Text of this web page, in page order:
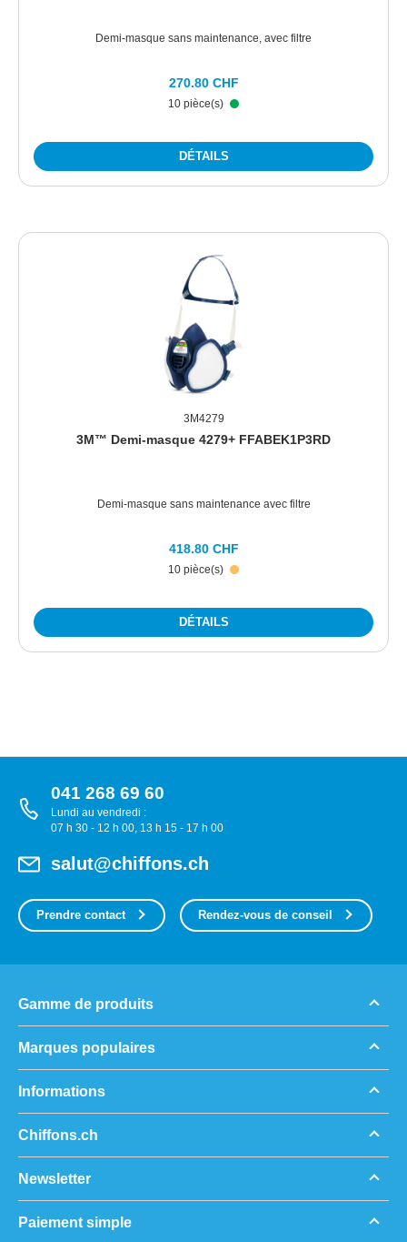
Demi-masque sans maintenance, avec filtre
10 pièce(s)
270.80 CHF
DÉTAILS
3M4279
3M™ Demi-masque 4279+ FFABEK1P3RD
Demi-masque sans maintenance avec filtre
10 pièce(s)
418.80 CHF
DÉTAILS
041 268 69 60
Lundi au vendredi :
07 h 30 - 12 h 00, 13 h 15 - 17 h 00
salut@chiffons.ch
Prendre contact Rendez-vous de conseil
Gamme de produits
Marques populaires
Informations
Chiffons.ch
Newsletter
Paiement simple